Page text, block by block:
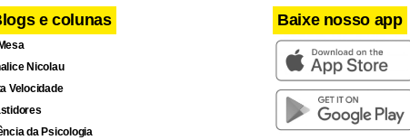
e colunas
Nicolau
Velocidade
da Psicologia
Baixe nosso app